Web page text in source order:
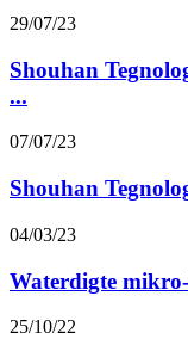
29/07/23
Shouhan
...
07/07/23
Shouhan
04/03/23
Waterdigte
25/10/22